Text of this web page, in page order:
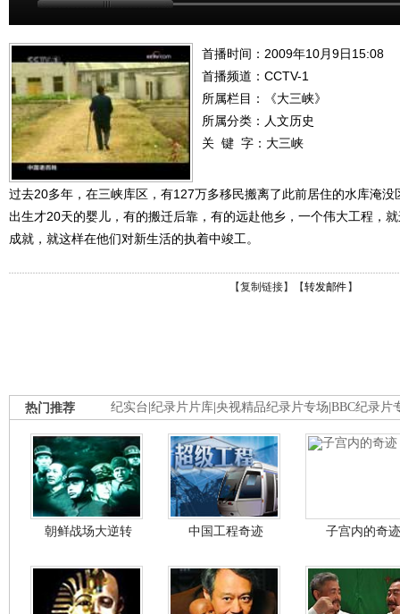
首播时间：2009年10月9日15:08
首播频道： CCTV-1
所属栏目：
《大三峡》
所属分类：人文历史
关 键 字： 大三峡
过去20多年，在三峡库区，有127万多移民搬离了此前居住的水库淹
出生才20天的婴儿，有的搬迁后靠，有的远赴他乡，一个伟大工程，
成就，就这样在他们对新生活的执着中竣工。
【复制链接】【转发邮件 】
纪实台 纪录片片库 央视精品纪录片专场 BBC纪录片
热门推荐
朝鲜战场大逆转 中国工程奇迹 子宫内的奇迹